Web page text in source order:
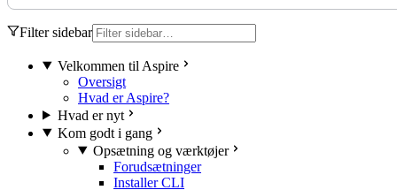
Filter sidebar
Velkommen til Aspire
Oversigt
Hvad er Aspire?
Hvad er nyt
Kom godt i gang
Opsætning og værktøjer
Forudsætninger
Installer CLI